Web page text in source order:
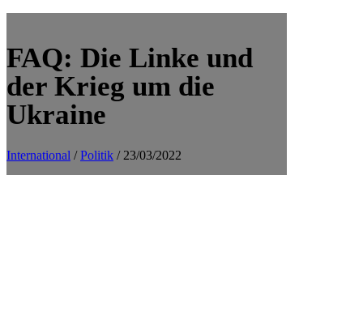
FAQ: Die Linke und
der Krieg um die
Ukraine
International /Politik / 23/03/2022